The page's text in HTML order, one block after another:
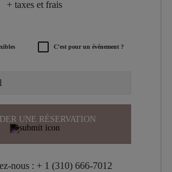
+ taxes et frais
C'est pour un événement ?
UNE RÉSERVATION
nous : + 1 (310) 666-7012